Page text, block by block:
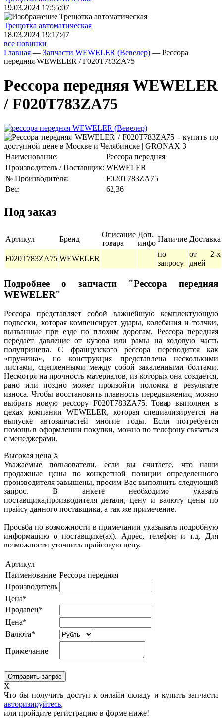
19.03.2024 17:55:07
Трещoтка автоматическая
18.03.2024 19:17:47
все новинки
Главная — Запчасти WEWELER (Вевелер) — Рессора
передняя WEWELER / F020T783ZA75
Рессора передняя WEWELER
/ F020T783ZA75
Наименование:
Рессора передняя
Производитель / Поставщик: WEWELER
№ Производителя:
F020T783ZA75
Вес:
62,36
Под заказ
Артикул Бренд
Описание
товара
Доп.
инфо
Наличие Доставка
F020T783ZA75 WEWELER
по
запросу
от 2-х
дней
Подробнее о запчасти "Рессора передняя
WEWELER"
Рессора представляет собой важнейшую комплектующую
подвески, которая компенсирует удары, колебания и толчки,
вызванные при езде по плохим дорогам. Рессора передняя
передает давление от кузова или рамы на ходовую часть
полуприцепа. С французского рессора переводится как
«пружина», но конструкция представлена несколькими
листами, сцепленными между собой закаленными болтами.
Несмотря на прочность материалов, из которых она создается,
рано или поздно может произойти поломка в результате
износа. Чтобы восстановить плавность передвижения, можно
выбрать новую рессору F020T783ZA75. Товар выполнен в
цехах компании WEWELER, которая специализируется на
выпуске автозапчастей многие годы. Если потребуется
помощь в оформлении покупки, можно по телефону связаться
с менеджерами.
Высокая цена X
Уважаемые пользователи, если вы считаете, что наши
продажные цены по конкретной позиции определенного
производителя завышены, просим Вас выполнить следующий
запрос. В анкете необходимо указать
поставщика,производителя детали, цену и валюту цены по
прайсу данного поставщика, а так же примечение.
Просьба по возможности в примечании указывать подробную
информацию о поставщике(ах). Адрес, телефон и т.д. Для
возможности уточнить прайсовую цену.
Артикул
Наименование Рессора передняя
Производитель
Цена*
Продавец*
Цена*
Валюта*
Примечание
X
Что бы получить доступ к онлайн складу и купить запчасти
авторизируйтесь,
или пройдите регистрацию в форме ниже!